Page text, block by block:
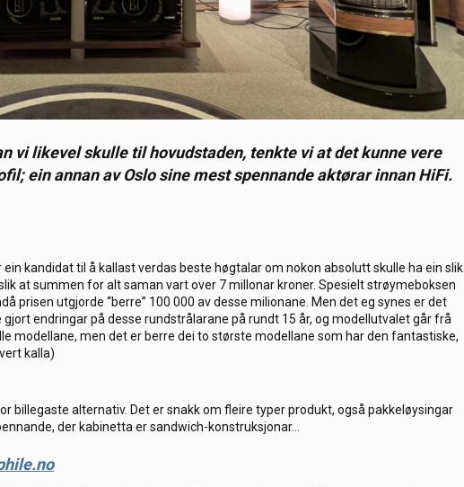
vi likevel skulle til hovudstaden, tenkte vi at det kunne vere
ein annan av Oslo sine mest spennande aktørar innan HiFi.
ein kandidat til å kallast verdas beste høgtalar om nokon absolutt skulle ha ein slik
at summen for alt saman vart over 7 millonar kroner. Spesielt strøymeboksen
prisen utgjorde “berre” 100 000 av desse milionane. Men det eg synes er det
endringar på desse rundstrålarane på rundt 15 år, og modellutvalet går frå
modellane, men det er berre dei to største modellane som har den fantastiske,
kalla)
billegaste alternativ. Det er snakk om fleire typer produkt, også pakkeløysingar
der kabinetta er sandwich-konstruksjonar...